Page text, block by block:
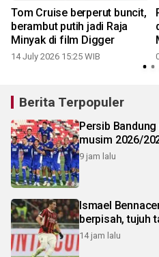
Tom Cruise berperut buncit,
berambut putih jadi Raja
Minyak di film Digger
14 July 2026 15:25 WIB
Berita Terpopuler
Persib
musim 2026/
9 jam lalu
Ismael
berpisah, tujuh
14 jam lalu